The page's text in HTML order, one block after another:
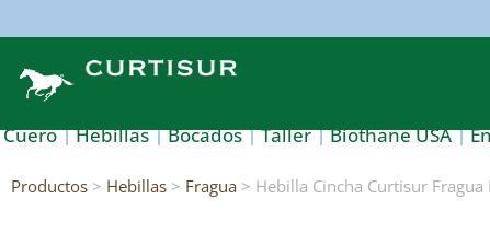
Cuero Hebillas Bocados Taller Biothane USA
Productos > Hebillas > Fragua > Hebilla Cincha Curtisur